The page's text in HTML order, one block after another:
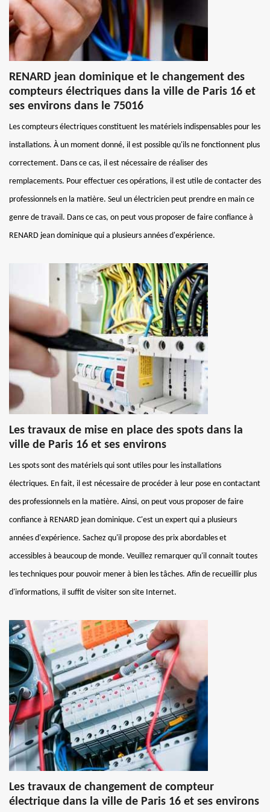
RENARD jean dominique et le changement des
compteurs électriques dans la ville de Paris 16 et
ses environs dans le 75016
Les compteurs électriques constituent les matériels indispensables pour les
installations. À un moment donné, il est possible qu'ils ne fonctionnent plus
correctement. Dans ce cas, il est nécessaire de réaliser des
remplacements. Pour effectuer ces opérations, il est utile de contacter des
professionnels en la matière. Seul un électricien peut prendre en main ce
genre de travail. Dans ce cas, on peut vous proposer de faire confiance à
RENARD jean dominique qui a plusieurs années d'expérience.
Les travaux de mise en place des spots dans la
ville de Paris 16 et ses environs
Les spots sont des matériels qui sont utiles pour les installations
électriques. En fait, il est nécessaire de procéder à leur pose en contactant
des professionnels en la matière. Ainsi, on peut vous proposer de faire
confiance à RENARD jean dominique. C'est un expert qui a plusieurs
années d'expérience. Sachez qu'il propose des prix abordables et
accessibles à beaucoup de monde. Veuillez remarquer qu'il connait toutes
les techniques pour pouvoir mener à bien les tâches. Afin de recueillir plus
d'informations, il suffit de visiter son site Internet.
Les travaux de changement de compteur
électrique dans la ville de Paris 16 et ses environs